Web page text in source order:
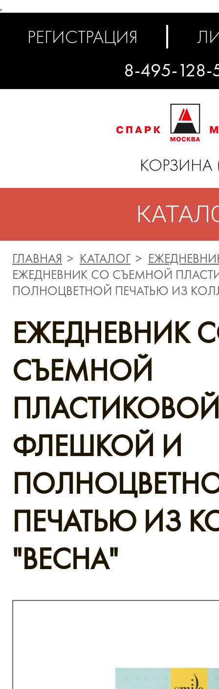
,
РЕГИСТРАЦИЯ
8-495-128-
КОРЗИНА
ГЛАВНАЯ КАТАЛОГ
ЕЖЕДНЕВНИК СО СЪЕМНОЙ
ПОЛНОЦВЕТНОЙ ПЕЧАТЬЮ ИЗ
ЕЖЕДНЕВНИК
СЪЕМНОЙ
ФЛЕШКОЙ И
ПЕЧАТЬЮ ИЗ
"ВЕСНА"